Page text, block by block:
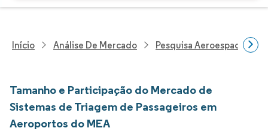
Início Análise De Mercado Pesquisa Aeroespacial E
Tamanho e Participação do Mercado de
Sistemas de Triagem de Passageiros em
Aeroportos do MEA